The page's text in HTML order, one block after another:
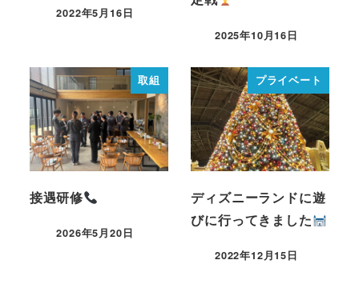
2022年5月16日
2025年10月16日
取組
接遇研修
2026年5月20日
プライベート
ディズニーランドに遊
びに行ってきました
2022年12月15日